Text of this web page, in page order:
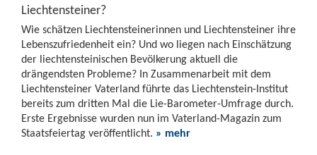
Liechtensteiner?
Wie schätzen Liechtensteinerinnen und Liechtensteiner ihre
Lebenszufriedenheit ein? Und wo liegen nach Einschätzung
der liechtensteinischen Bevölkerung aktuell die
drängendsten Probleme? In Zusammenarbeit mit dem
Liechtensteiner Vaterland führte das Liechtenstein-Institut
bereits zum dritten Mal die Lie-Barometer-Umfrage durch.
Erste Ergebnisse wurden nun im Vaterland-Magazin zum
Staatsfeiertag veröffentlicht. » mehr